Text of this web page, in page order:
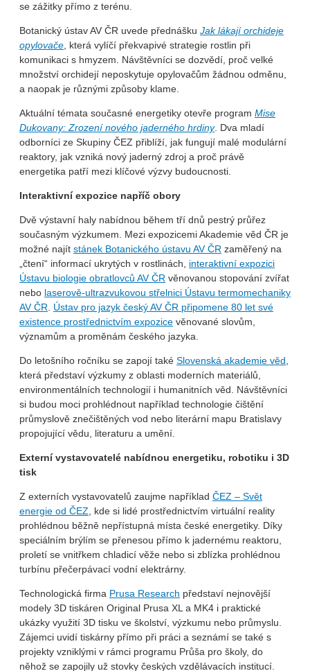
se zážitky přímo z terénu.
Botanický ústav AV ČR uvede přednášku Jak lákají orchideje
opylovače, která vylíčí překvapivé strategie rostlin při
komunikaci s hmyzem. Návštěvníci se dozvědí, proč velké
množství orchidejí neposkytuje opylovačům žádnou odměnu,
a naopak je různými způsoby klame.
Aktuální témata současné energetiky otevře program Mise
Dukovany: Zrození nového jaderného hrdiny. Dva mladí
odborníci ze Skupiny ČEZ přiblíží, jak fungují malé modulární
reaktory, jak vzniká nový jaderný zdroj a proč právě
energetika patří mezi klíčové výzvy budoucnosti.
Interaktivní expozice napříč obory
Dvě výstavní haly nabídnou během tří dnů pestrý průřez
současným výzkumem. Mezi expozicemi Akademie věd ČR je
možné najít stánek Botanického ústavu AV ČR zaměřený na
„čtení“ informací ukrytých v rostlinách, interaktivní expozici
Ústavu biologie obratlovců AV ČR věnovanou stopování zvířat
nebo laserově-ultrazvukovou střelnici Ústavu termomechaniky
AV ČR. Ústav pro jazyk český AV ČR připomene 80 let své
existence prostřednictvím expozice věnované slovům,
významům a proměnám českého jazyka.
Do letošního ročníku se zapojí také Slovenská akademie věd,
která představí výzkumy z oblasti moderních materiálů,
environmentálních technologií i humanitních věd. Návštěvníci
si budou moci prohlédnout například technologie čištění
průmyslově znečištěných vod nebo literární mapu Bratislavy
propojující vědu, literaturu a umění.
Externí vystavovatelé nabídnou energetiku, robotiku i 3D
tisk
Z externích vystavovatelů zaujme například ČEZ – Svět
energie od ČEZ, kde si lidé prostřednictvím virtuální reality
prohlédnou běžně nepřístupná místa české energetiky. Díky
speciálním brýlím se přenesou přímo k jadernému reaktoru,
proletí se vnitřkem chladicí věže nebo si zblízka prohlédnou
turbínu přečerpávací vodní elektrárny.
Technologická firma Prusa Research představí nejnovější
modely 3D tiskáren Original Prusa XL a MK4 i praktické
ukázky využití 3D tisku ve školství, výzkumu nebo průmyslu.
Zájemci uvidí tiskárny přímo při práci a seznámí se také s
projekty vzniklými v rámci programu Průša pro školy, do
něhož se zapojily už stovky českých vzdělávacích institucí.